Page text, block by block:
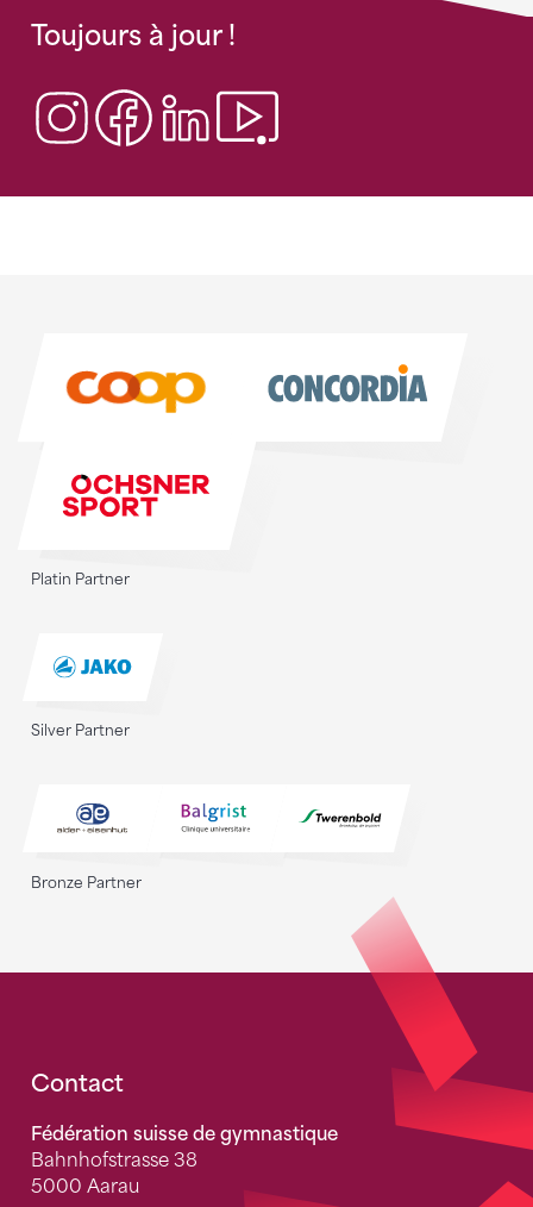
Toujours à jour !
Platin Partner
Silver Partner
Bronze Partner
Fusszeile
Contact
Fédération suisse de gymnastique
Bahnhofstrasse 38
5000 Aarau